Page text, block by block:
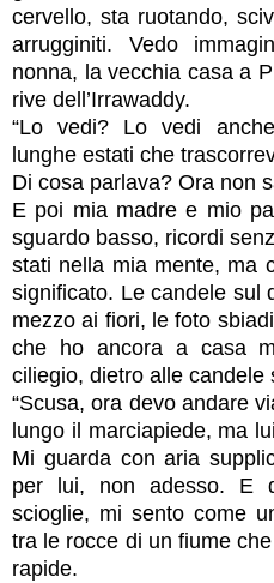
cervello, sta ruotando,
arrugginiti. Vedo
nonna, la vecchia casa a
rive dell’Irrawaddy.
“Lo vedi? Lo vedi
lunghe estati che
Di cosa parlava? Ora non
E poi mia madre e mio
sguardo basso, ricordi
stati nella mia mente, ma
significato. Le candele sul
mezzo ai fiori, le foto
che ho ancora a casa
ciliegio, dietro alle candele
“Scusa, ora devo andare
lungo il marciapiede, ma
Mi guarda con aria
per lui, non adesso. E
scioglie, mi sento come
tra le rocce di un fiume
rapide.